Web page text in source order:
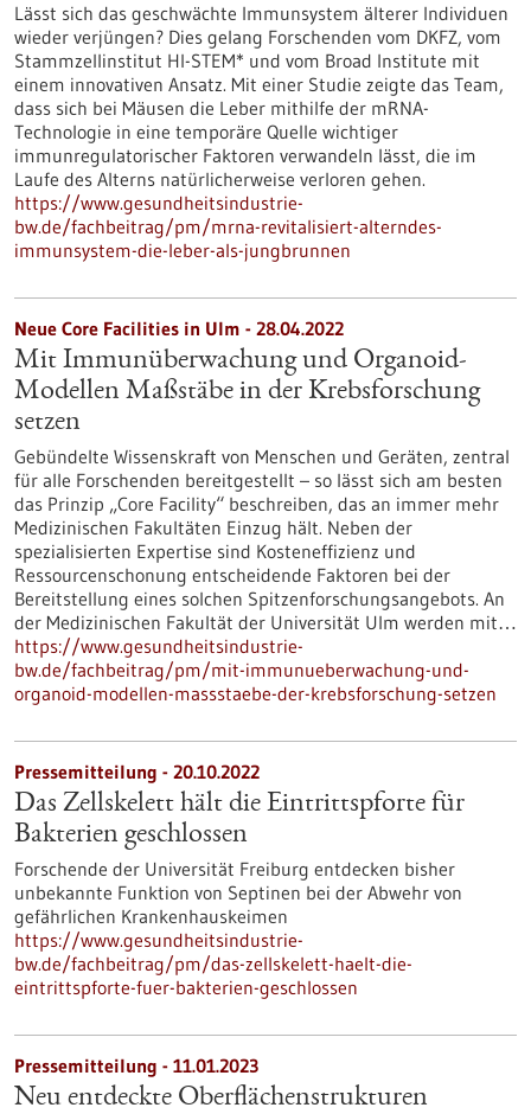
Lässt sich das geschwächte Immunsystem älterer Individuen
wieder verjüngen? Dies gelang Forschenden vom DKFZ, vom
Stammzellinstitut HI-STEM* und vom Broad Institute mit
einem innovativen Ansatz. Mit einer Studie zeigte das Team,
dass sich bei Mäusen die Leber mithilfe der mRNA-
Technologie in eine temporäre Quelle wichtiger
immunregulatorischer Faktoren verwandeln lässt, die im
Laufe des Alterns natürlicherweise verloren gehen.
https://www.gesundheitsindustrie-
bw.de/fachbeitrag/pm/mrna-revitalisiert-alterndes-
immunsystem-die-leber-als-jungbrunnen
Neue Core Facilities in Ulm - 28.04.2022
Mit Immunüberwachung und Organoid-
Modellen Maßstäbe in der Krebsforschung
setzen
Gebündelte Wissenskraft von Menschen und Geräten, zentral
für alle Forschenden bereitgestellt – so lässt sich am besten
das Prinzip „Core Facility“ beschreiben, das an immer mehr
Medizinischen Fakultäten Einzug hält. Neben der
spezialisierten Expertise sind Kosteneffizienz und
Ressourcenschonung entscheidende Faktoren bei der
Bereitstellung eines solchen Spitzenforschungsangebots. An
der Medizinischen Fakultät der Universität Ulm werden mit…
https://www.gesundheitsindustrie-
bw.de/fachbeitrag/pm/mit-immunueberwachung-und-
organoid-modellen-massstaebe-der-krebsforschung-setzen
Pressemitteilung - 20.10.2022
Das Zellskelett hält die Eintrittspforte für
Bakterien geschlossen
Forschende der Universität Freiburg entdecken bisher
unbekannte Funktion von Septinen bei der Abwehr von
gefährlichen Krankenhauskeimen
https://www.gesundheitsindustrie-
bw.de/fachbeitrag/pm/das-zellskelett-haelt-die-
eintrittspforte-fuer-bakterien-geschlossen
Pressemitteilung - 11.01.2023
Neu entdeckte Oberflächenstrukturen